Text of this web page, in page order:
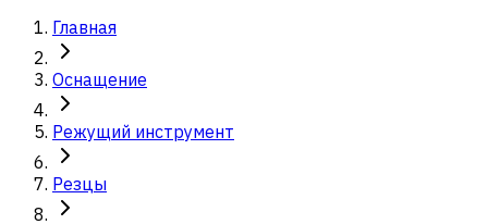
Главная
Оснащение
Режущий инструмент
Резцы